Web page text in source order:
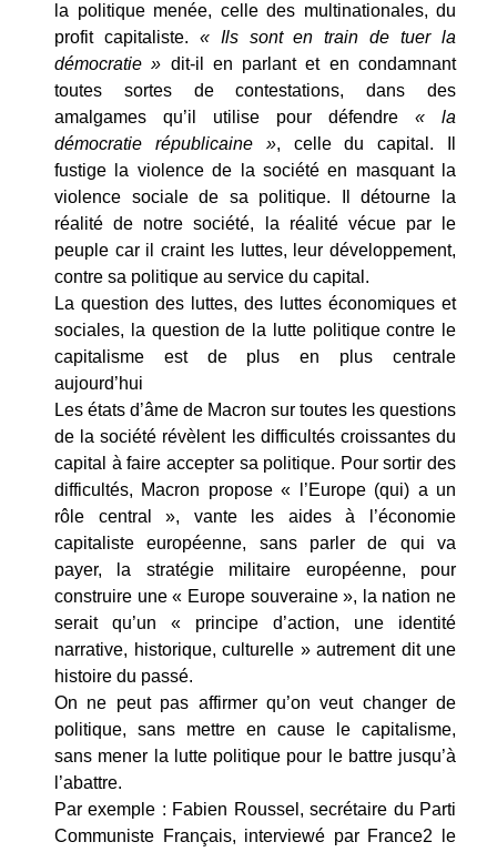
la politique menée, celle des multinationales, du
profit capitaliste. « Ils sont en train de tuer la
démocratie » dit-il en parlant et en condamnant
toutes sortes de contestations, dans des
amalgames qu’il utilise pour défendre « la
démocratie républicaine », celle du capital. Il
fustige la violence de la société en masquant la
violence sociale de sa politique. Il détourne la
réalité de notre société, la réalité vécue par le
peuple car il craint les luttes, leur développement,
contre sa politique au service du capital.
La question des luttes, des luttes économiques et
sociales, la question de la lutte politique contre le
capitalisme est de plus en plus centrale
aujourd’hui
Les états d’âme de Macron sur toutes les questions
de la société révèlent les difficultés croissantes du
capital à faire accepter sa politique. Pour sortir des
difficultés, Macron propose « l’Europe (qui) a un
rôle central », vante les aides à l’économie
capitaliste européenne, sans parler de qui va
payer, la stratégie militaire européenne, pour
construire une « Europe souveraine », la nation ne
serait qu’un « principe d’action, une identité
narrative, historique, culturelle » autrement dit une
histoire du passé.
On ne peut pas affirmer qu’on veut changer de
politique, sans mettre en cause le capitalisme,
sans mener la lutte politique pour le battre jusqu’à
l’abattre.
Par exemple : Fabien Roussel, secrétaire du Parti
Communiste Français, interviewé par France2 le